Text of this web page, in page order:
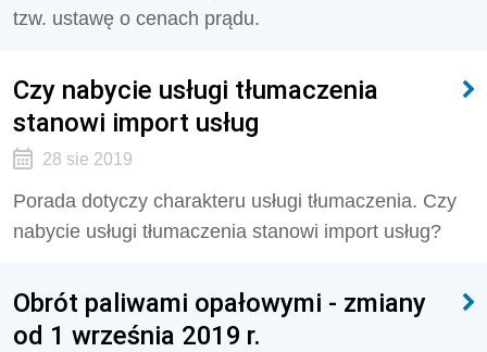
tzw. ustawę o cenach prądu.
Czy nabycie usługi tłumaczenia
stanowi import usług
28 sie 2019
Porada dotyczy charakteru usługi tłumaczenia. Czy
nabycie usługi tłumaczenia stanowi import usług?
Obrót paliwami opałowymi - zmiany
od 1 września 2019 r.